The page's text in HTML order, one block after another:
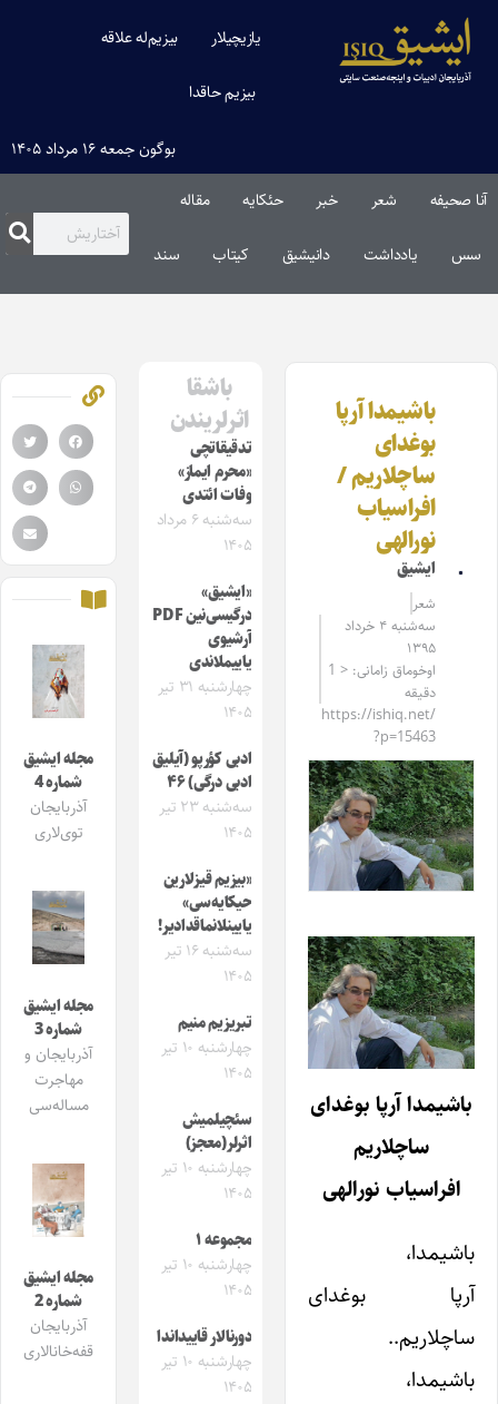
یازیچیلار بیزیم‌له علاقه
بیزیم حاقدا
بوگون جمعه ۱۶ مرداد ۱۴۰۵
آنا صحیفه شعر خبر حئکایه مقاله‌
سس یادداشت دانیشیق کیتاب سند
باشیمدا آرپا
بوغدای
ساچلاریم /
افراسیاب
نورالهی
ایشیق
شعر
سه‌شنبه ۴ خرداد
۱۳۹۵
اوخوماق زامانی: < 1
دقیقه
https://ishiq.net/
?p=15463
باشیمدا آرپا بوغدای
ساچلاریم
افراسیاب نورالهی
باشیمدا،
آرپا بوغدای
ساچلاریم..
باشیمدا،
باشقا
اثرلریندن
تدقیقاتچی
«محرم ایماز»
وفات ائتدی
سه‌شنبه ۶ مرداد
۱۴۰۵
«ایشیق»
درگیسی‌نین PDF
آرشیوی
یاییملاندی
چهارشنبه ۳۱ تیر
۱۴۰۵
ادبی کؤرپو (آیلیق
ادبی درگی) ۴۶
سه‌شنبه ۲۳ تیر
۱۴۰۵
«بیزیم قیزلارین
حیکایه‌سی»
یایینلانماقدادیر!
سه‌شنبه ۱۶ تیر
۱۴۰۵
تبریزیم منیم
چهارشنبه ۱۰ تیر
۱۴۰۵
سئچیلمیش
اثرلر(معجز)
چهارشنبه ۱۰ تیر
۱۴۰۵
مجموعه ۱
چهارشنبه ۱۰ تیر
۱۴۰۵
دورنالار قاییداندا
چهارشنبه ۱۰ تیر
۱۴۰۵
مجله ایشیق
شماره 4
آذربایجان
توی‌لاری
مجله ایشیق
شماره 3
آذربایجان و
مهاجرت
مساله‌سی
مجله ایشیق
شماره 2
آذربایجان
قفه‌خانالاری